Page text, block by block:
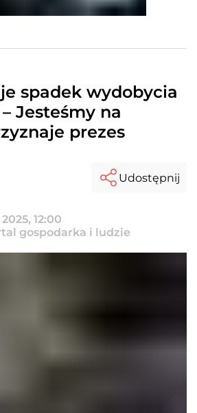
spadek wydobycia
Jesteśmy na
prezes
12:00
gospodarka i ludzie
Udostępnij